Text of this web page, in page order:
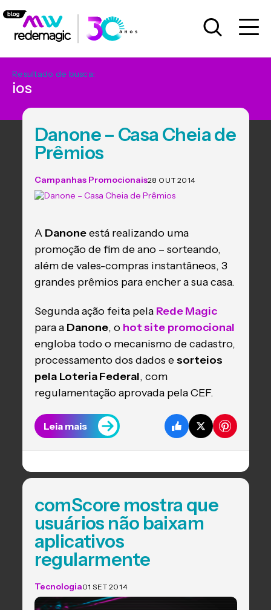
Resultado de busca:
ios
Danone – Casa Cheia de
Prêmios
Campanhas Promocionais28 OUT 2014
A Danoneestá realizando uma
promoção de fim de ano – sorteando,
além de vales-compras instantâneos, 3
grandes prêmios para encher a sua casa.
Segunda ação feita pela Rede Magic
para a Danone, o hot site promocional
engloba todo o mecanismo de cadastro,
processamento dos dados esorteios
pela Loteria Federal, com
regulamentação aprovada pela CEF.
Leia mais
comScore mostra que
usuários não baixam
aplicativos
regularmente
Tecnologia01 SET 2014